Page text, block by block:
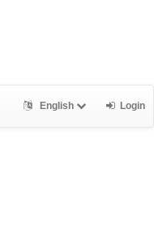
English Login